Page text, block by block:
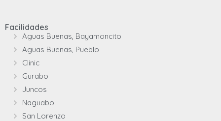
Facilidades
Aguas Buenas, Bayamoncito
Aguas Buenas, Pueblo
Clinic
Gurabo
Juncos
Naguabo
San Lorenzo